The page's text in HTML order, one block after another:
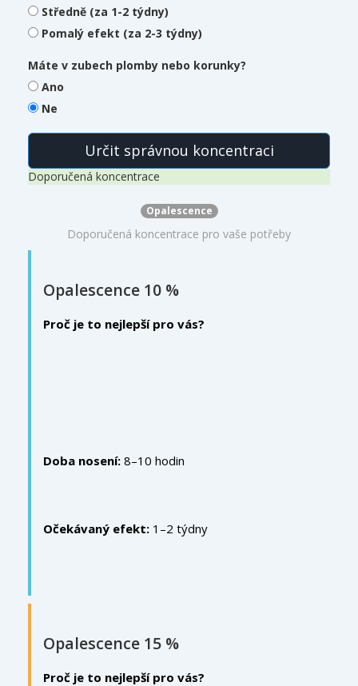
Středně (za 1-2 týdny)
Pomalý efekt (za 2-3 týdny)
Máte v zubech plomby nebo korunky?
Ano
Ne
Určit správnou koncentraci
Doporučená koncentrace
Opalescence
Doporučená koncentrace pro vaše potřeby
Opalescence 10 %
Proč je to nejlepší pro vás?
Doba nosení: 8–10 hodin
Očekávaný efekt: 1–2 týdny
Opalescence 15 %
Proč je to nejlepší pro vás?